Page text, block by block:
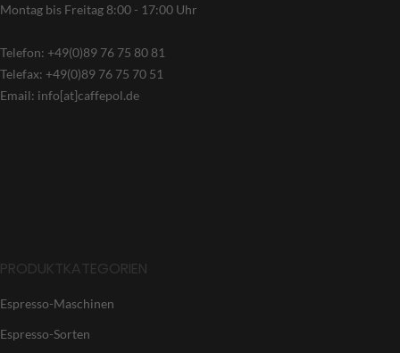
Montag bis Freitag 8:00 - 17:00 Uhr
Telefon: +49(0)89 76 75 80 81
Telefax: +49(0)89 76 75 70 51
Email: info[at]caffepol.de
PRODUKTKATEGORIEN
Espresso-Maschinen
Espresso-Sorten